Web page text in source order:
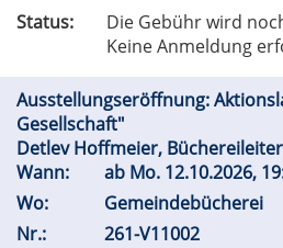
Status:
Die Gebühr wird
Keine Anmeldung
Ausstellungseröffnung:
Gesellschaft"
Detlev Hoffmeier, Büchereileiter
Wann:
ab Mo. 12.10.2026,
Wo:
Gemeindebücherei
Nr.:
261-V11002